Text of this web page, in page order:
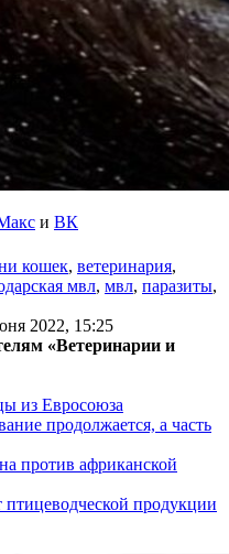
и ВК
кошек, ветеринария,
мвл, мвл, паразиты,
2022, 15:25
«Ветеринарии и
из Евросоюза
продолжается, а часть
против африканской
птицеводческой продукции